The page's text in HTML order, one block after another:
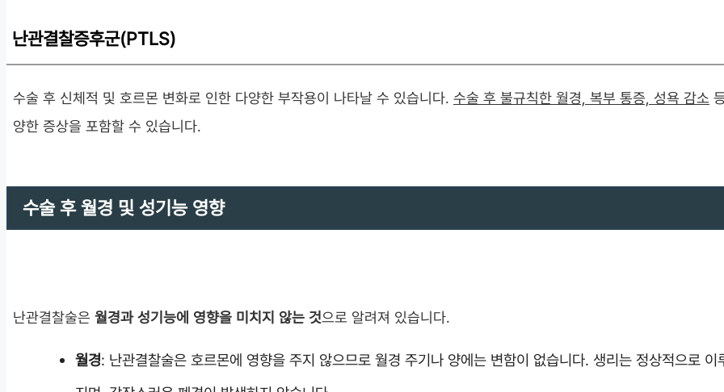
난관결찰증후군(PTLS)
수술 후 신체적 및 호르몬 변화로 인한 다양한 부작용이 나타날 수 있습니다. 수술 후 불규칙한 월경, 복부 통증, 성욕 감소
양한 증상을 포함할 수 있습니다.
수술 후 월경 및 성기능 영향
난관결찰술은 월경과 성기능에 영향을 미치지 않는 것으로 알려져 있습니다.
월경: 난관결찰술은 호르몬에 영향을 주지 않으므로 월경 주기나 양에는 변함이 없습니다. 생리는 정상적으로 이